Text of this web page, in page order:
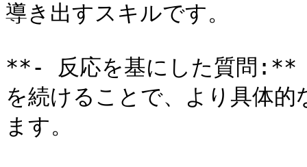
導き出すスキルです。
**- 反応を基にした質問:**
を続けることで、より具体
ます。